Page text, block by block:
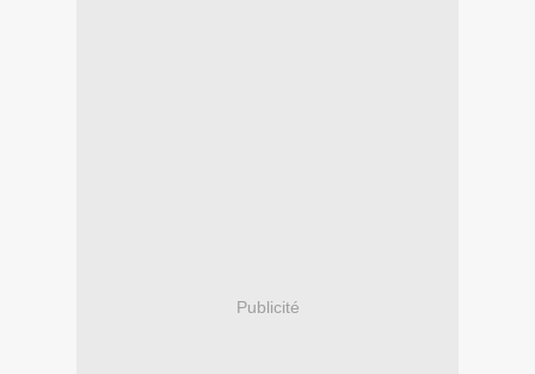
Publicité